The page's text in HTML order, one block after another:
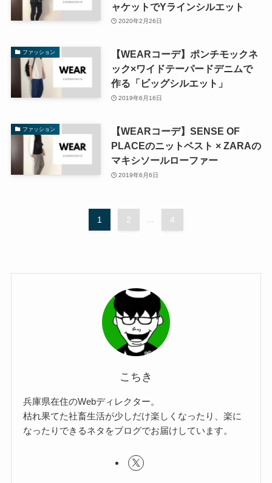
ャケットでYラインシルエット
2020年2月26日
ファッション
【WEARコーデ】ポンチモックネ
ック×ワイドテーパードデニムで
作る「ビッグシルエット」
2019年6月16日
ファッション
【WEARコーデ】SENSE OF
PLACEのニットベスト × ZARAの
マキシソールローファー
2019年6月6日
1 2 4
こちき
兵庫県在住のWebディレクター。
枯れ果てた社畜生活が少しだけ楽しくなったり、楽に
なったりできるネタをブログでお届けしています。